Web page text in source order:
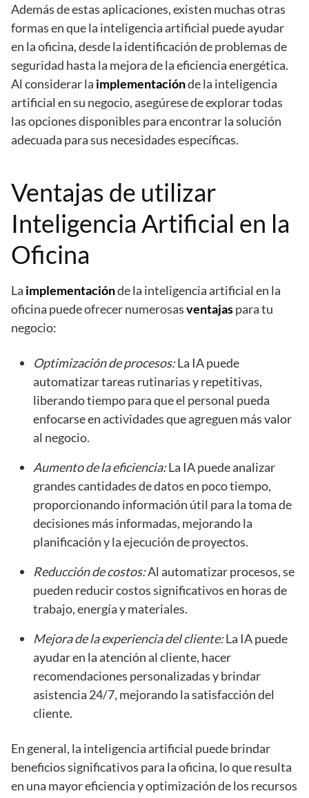
Además de estas aplicaciones, existen muchas otras
formas en que la inteligencia artificial puede ayudar
en la oficina, desde la identificación de problemas de
seguridad hasta la mejora de la eficiencia energética.
Al considerar la implementaciónde la inteligencia
artificial en su negocio, asegúrese de explorar todas
las opciones disponibles para encontrar la solución
adecuada para sus necesidades específicas.
Ventajas de utilizar
Inteligencia Artificial en la
Oficina
La implementaciónde la inteligencia artificial en la
oficina puede ofrecer numerosasventajaspara tu
negocio:
Optimización de procesos:La IA puede
automatizar tareas rutinarias y repetitivas,
liberando tiempo para que el personal pueda
enfocarse en actividades que agreguen más valor
al negocio.
Aumento de la eficiencia:La IA puede analizar
grandes cantidades de datos en poco tiempo,
proporcionando información útil para la toma de
decisiones más informadas, mejorando la
planificación y la ejecución de proyectos.
Reducción de costos:Al automatizar procesos, se
pueden reducir costos significativos en horas de
trabajo, energía y materiales.
Mejora de la experiencia del cliente:La IA puede
ayudar en la atención al cliente, hacer
recomendaciones personalizadas y brindar
asistencia 24/7, mejorando la satisfacción del
cliente.
En general, la inteligencia artificial puede brindar
beneficios significativos para la oficina, lo que resulta
en una mayor eficiencia y optimización de los recursos